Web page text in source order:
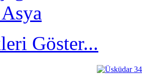
Göster...